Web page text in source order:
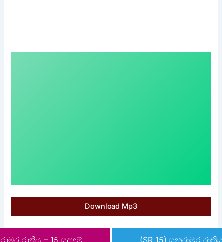
Download Mp3
රාත්‍රිය – 15 සදහම්
(SR 15) සනරාමර